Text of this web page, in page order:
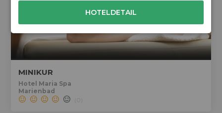
HOTELDETAIL
MINIKUR
Hotel Maria Spa
Marienbad